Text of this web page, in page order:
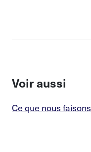
Voir aussi
Ce que nous faisons